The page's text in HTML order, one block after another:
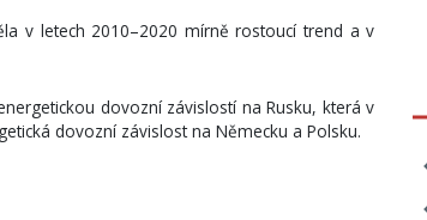
v letech 2010–2020 mírně rostoucí trend a v
dovozní závislostí na Rusku, která v
dovozní závislost na Německu a Polsku.